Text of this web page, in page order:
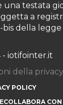
una testata
a
della legge
iotifointer.it
della privacy
POLICY
COLLABORA